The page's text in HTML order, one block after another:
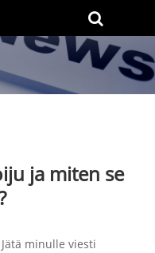
ja miten se
Jätä minulle viesti